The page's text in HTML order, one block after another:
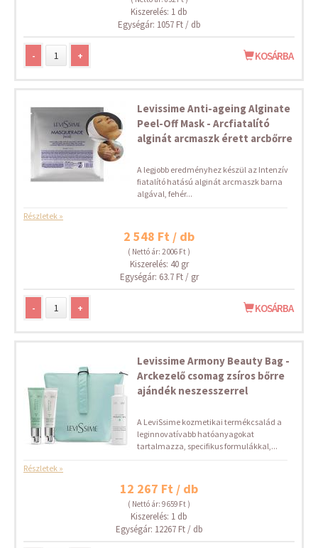
Kiszerelés: 1 db
Egységár: 1057 Ft / db
- + KOSÁRBA
Levissime Anti-ageing Alginate
Peel-Off Mask - Arcfiatalító
alginát arcmaszk érett arcbőrre
A legjobb eredményhez készül az Intenzív
fiatalító hatású alginát arcmaszk barna
algával, fehér...
Részletek »
2 548 Ft / db
( Nettó ár: 2 006 Ft )
Kiszerelés: 40 gr
Egységár: 63.7 Ft / gr
- + KOSÁRBA
Levissime Armony Beauty Bag -
Arckezelő csomag zsíros bőrre
ajándék neszesszerrel
A LeviSsime kozmetikai termékcsalád a
leginnovatívabb hatóanyagokat
tartalmazza, specifikus formulákkal,...
Részletek »
12 267 Ft / db
( Nettó ár: 9 659 Ft )
Kiszerelés: 1 db
Egységár: 12267 Ft / db